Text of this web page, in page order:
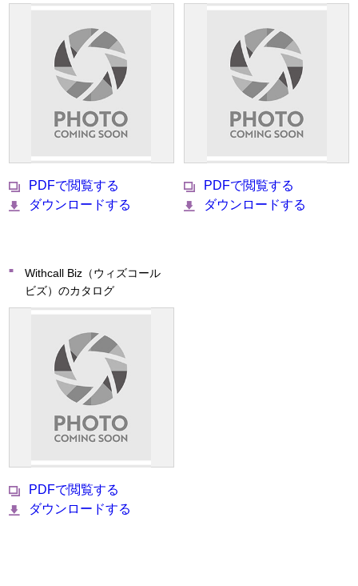
PDFで閲覧する
ダウンロードする
PDFで閲覧する
ダウンロードする
Withcall Biz（ウィズコール
ビズ）のカタログ
PDFで閲覧する
ダウンロードする